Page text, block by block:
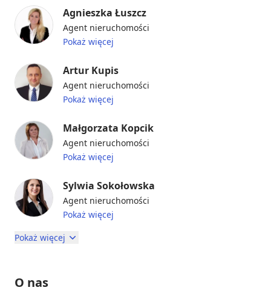
Agnieszka Łuszcz
Agent nieruchomości
Pokaż więcej
Artur Kupis
Agent nieruchomości
Pokaż więcej
Małgorzata Kopcik
Agent nieruchomości
Pokaż więcej
Sylwia Sokołowska
Agent nieruchomości
Pokaż więcej
Pokaż więcej
O nas